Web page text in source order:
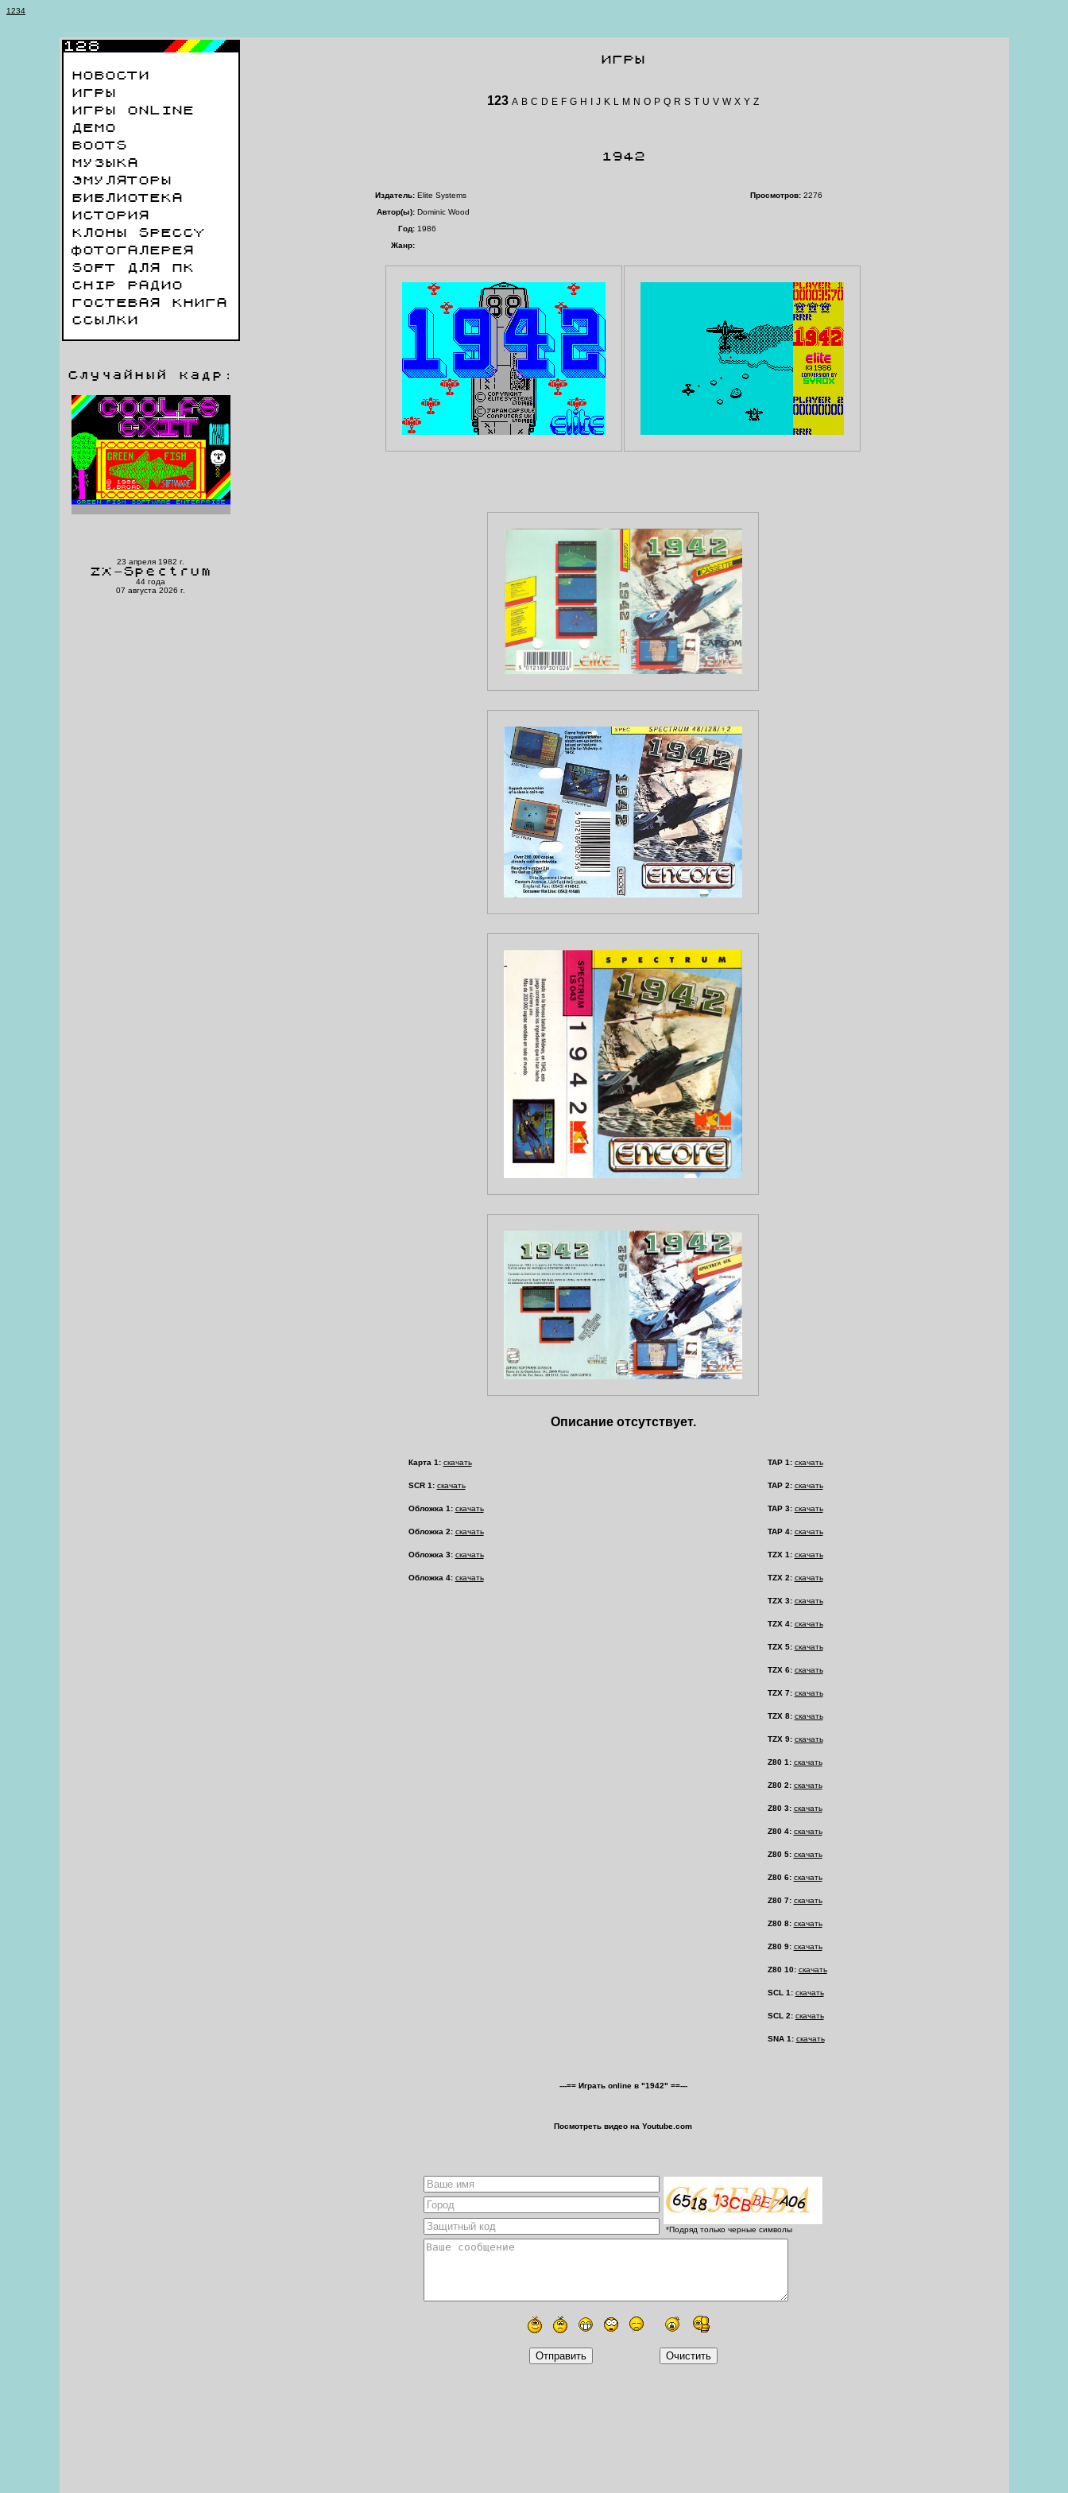
1234
НОВОСТИ
ИГРЫ
ИГРЫ ONLINE
ДЕМО
BOOTS
МУЗЫКА
ЭМУЛЯТОРЫ
БИБЛИОТЕКА
ИСТОРИЯ
КЛОНЫ SPECCY
ФОТОГАЛЕРЕЯ
SOFT ДЛЯ ПК
CHIP РАДИО
ГОСТЕВАЯ КНИГА
ССЫЛКИ
Случайный кадр:
23 апреля 1982 г.
ZX-Spectrum
44 года
07 августа 2026 г.
ИГРЫ
123 A B C D E F G H J K L M N O P Q R S T U V W X Y Z
1942
Издатель: Elite Systems Просмотров: 2276
Автор(ы): Dominic Wood
Год: 1986
Жанр:
Описание отсутствует.
Карта 1: скачать
SCR 1: скачать
Обложка 1: скачать
Обложка 2: скачать
Обложка 3: скачать
Обложка 4: скачать
TAP 1: скачать
TAP 2: скачать
TAP 3: скачать
TAP 4: скачать
TZX 1: скачать
TZX 2: скачать
TZX 3: скачать
TZX 4: скачать
TZX 5: скачать
TZX 6: скачать
TZX 7: скачать
TZX 8: скачать
TZX 9: скачать
Z80 1: скачать
Z80 2: скачать
Z80 3: скачать
Z80 4: скачать
Z80 5: скачать
Z80 6: скачать
Z80 7: скачать
Z80 8: скачать
Z80 9: скачать
Z80 10: скачать
SCL 1: скачать
SCL 2: скачать
SNA 1: скачать
---== Играть online в "1942" ==---
Посмотреть видео на Youtube.com
*Подряд только черные символы